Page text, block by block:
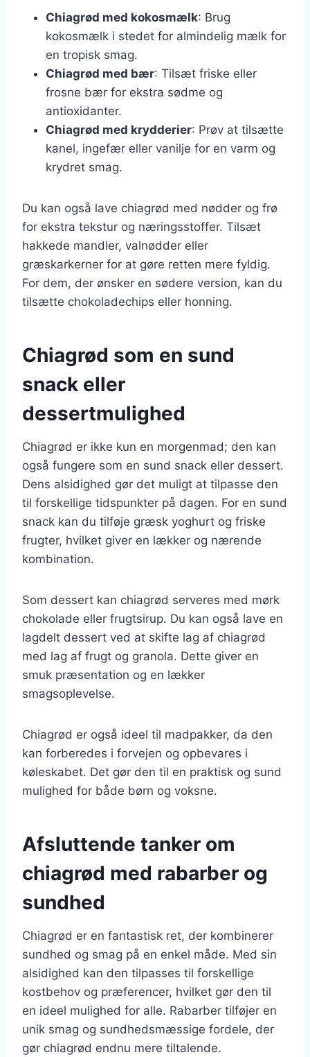
Chiagrød med kokosmælk: Brug
kokosmælk i stedet for almindelig mælk for
en tropisk smag.
Chiagrød med bær: Tilsæt friske eller
frosne bær for ekstra sødme og
antioxidanter.
Chiagrød med krydderier: Prøv at tilsætte
kanel, ingefær eller vanilje for en varm og
krydret smag.
Du kan også lave chiagrød med nødder og frø
for ekstra tekstur og næringsstoffer. Tilsæt
hakkede mandler, valnødder eller
græskarkerner for at gøre retten mere fyldig.
For dem, der ønsker en sødere version, kan du
tilsætte chokoladechips eller honning.
Chiagrød som en sund
snack eller
dessertmulighed
Chiagrød er ikke kun en morgenmad; den kan
også fungere som en sund snack eller dessert.
Dens alsidighed gør det muligt at tilpasse den
til forskellige tidspunkter på dagen. For en sund
snack kan du tilføje græsk yoghurt og friske
frugter, hvilket giver en lækker og nærende
kombination.
Som dessert kan chiagrød serveres med mørk
chokolade eller frugtsirup. Du kan også lave en
lagdelt dessert ved at skifte lag af chiagrød
med lag af frugt og granola. Dette giver en
smuk præsentation og en lækker
smagsoplevelse.
Chiagrød er også ideel til madpakker, da den
kan forberedes i forvejen og opbevares i
køleskabet. Det gør den til en praktisk og sund
mulighed for både børn og voksne.
Afsluttende tanker om
chiagrød med rabarber og
sundhed
Chiagrød er en fantastisk ret, der kombinerer
sundhed og smag på en enkel måde. Med sin
alsidighed kan den tilpasses til forskellige
kostbehov og præferencer, hvilket gør den til
en ideel mulighed for alle. Rabarber tilføjer en
unik smag og sundhedsmæssige fordele, der
gør chiagrød endnu mere tiltalende.